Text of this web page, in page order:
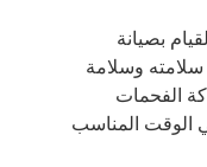
بصيانة
سلامته وسلامة
الفحمات
الوقت المناسب